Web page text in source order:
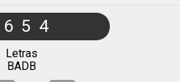
Letras
BADB